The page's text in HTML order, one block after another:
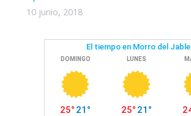
10 junio, 2018